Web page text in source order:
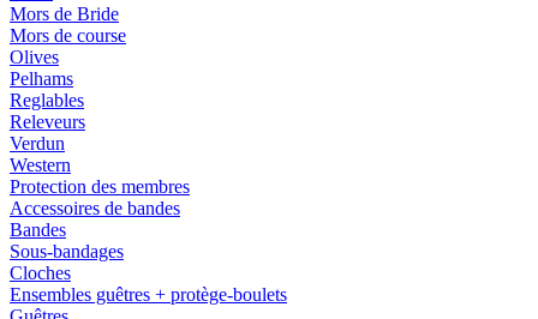
Mors de Bride
Mors de course
Olives
Pelhams
Reglables
Releveurs
Verdun
Western
Protection des membres
Accessoires de bandes
Bandes
Sous-bandages
Cloches
Ensembles guêtres + protège-boulets